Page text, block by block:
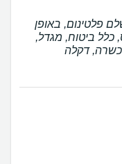
פלטינום, באופן
כלל ביטוח, מגדל,
הכשרה, דקלה